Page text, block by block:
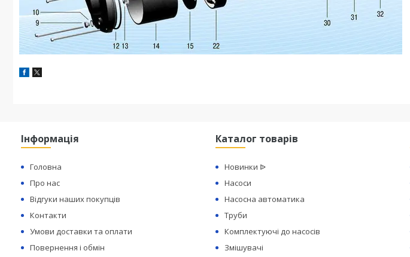
Інформація
Головна
Про нас
Відгуки наших покупців
Контакти
Умови доставки та оплати
Повернення і обмін
Каталог товарів
Новинки ᐉ
Насоси
Насосна автоматика
Труби
Комплектуючі до насосів
Змішувачі